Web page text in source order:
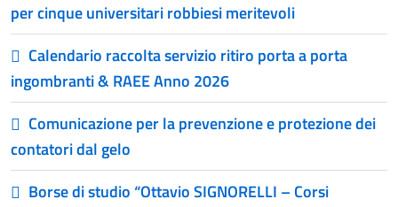
per cinque universitari robbiesi meritevoli
Calendario raccolta servizio ritiro porta a porta
ingombranti & RAEE Anno 2026
Comunicazione per la prevenzione e protezione dei
contatori dal gelo
Borse di studio “Ottavio SIGNORELLI – Corsi